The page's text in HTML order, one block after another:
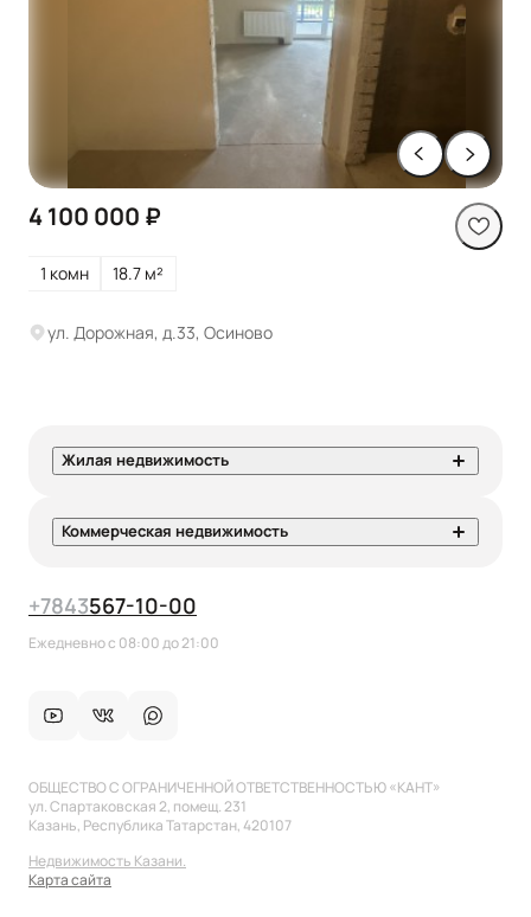
4 100 000 ₽
1 комн 18.7 м²
ул. Дорожная, д.33, Осиново
Жилая недвижимость
Коммерческая недвижимость
+7843567-10-00
Ежедневно с 08:00 до 21:00
ОБЩЕСТВО С ОГРАНИЧЕННОЙ ОТВЕТСТВЕННОСТЬЮ «КАНТ»
ул. Спартаковская 2, помещ. 231
Казань, Республика Татарстан, 420107
Недвижимость Казани.
Карта сайта